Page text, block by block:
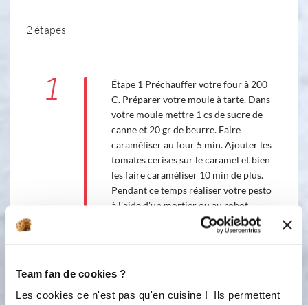
Team fan de cookies ?
Les cookies ce n'est pas qu'en cuisine ! Ils permettent
2 étapes
1
Étape 1 Préchauffer votre four à 200
C. Préparer votre moule à tarte. Dans
votre moule mettre 1 cs de sucre de
canne et 20 gr de beurre. Faire
caraméliser au four 5 min. Ajouter les
tomates cerises sur le caramel et bien
les faire caraméliser 10 min de plus.
Pendant ce temps réaliser votre pesto
à l'aide d'un mortier ou au robot..
Etaler la pâte feuilletée sur la roulpat.
Napper la de pesto à l'aide d'un
bordant bien la pâte sous les tomates
et enfournez 35 minutes. Attendre un